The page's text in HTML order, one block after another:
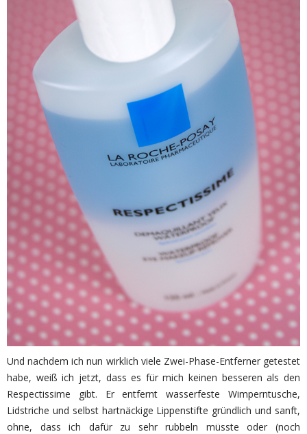
Und nachdem ich nun wirklich viele Zwei-Phase-Entferner getestet
habe, weiß ich jetzt, dass es für mich keinen besseren als den
Respectissime gibt. Er entfernt wasserfeste Wimperntusche,
Lidstriche und selbst hartnäckige Lippenstifte gründlich und sanft,
ohne, dass ich dafür zu sehr rubbeln müsste oder (noch